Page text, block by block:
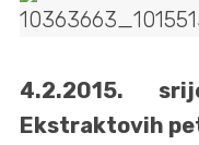
4.2.2015.
Ekstraktovih